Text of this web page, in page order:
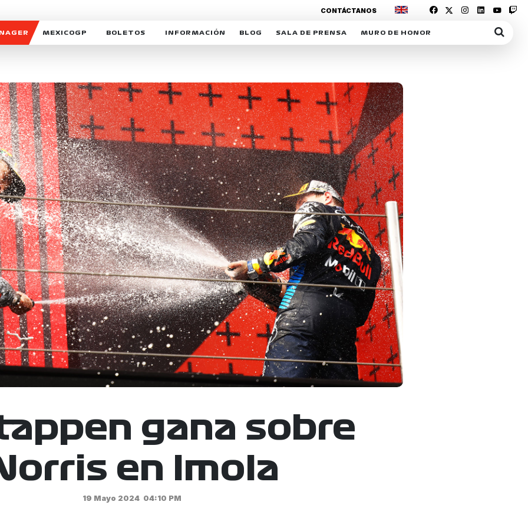
MEXICOGP
SOSTENIBILIDAD
CELEBRA CON NOSOTROS
BOLETOS INFORMACIÓN
DERECHO DE PRIMERA OPCIÓN
REFORESTEMOS JUNTOS
MOTORSPORT ACADEMY
VOLUNTARIOS
EXPOSICIÓN FOTOGRÁFICA
CAMPEONATO
PATROCINADORES
LEGALES TICKETMASTER
BLOG
MEXICOGP
INTERACTIVOS
SALA DE PRENSA
ACREDITACIONES
MURO DE HONOR
CONTÁCTANOS
gana sobre
en Imola
19 Mayo 2024 04:10 PM